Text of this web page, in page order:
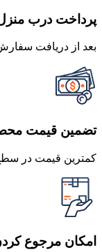
پرداخت درب
بعد از دریافت
تضمین قیمت
کمترین قیمت در
امکان مرجوع